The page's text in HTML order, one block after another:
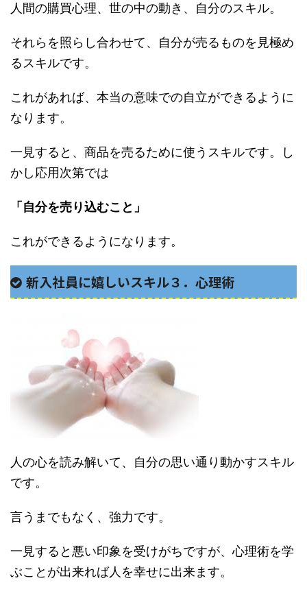
人間の購買心理、世の中の動き、自分のスキル。
それらを照らし合わせて、自分が売るものを見極め
るスキルです。
これがあれば、本当の意味での自立ができるように
なります。
一見すると、商品を売るために使うスキルです。し
かし応用次第では
「自分を売り込むこと」
これができるようになります。
新入社員に嬉しいスキル３．心理術
人の心を読み解いて、自分の思い通り動かすスキル
です。
言うまでもなく、強力です。
一見すると悪い印象を受けがちですが、心理術を学
ぶことが出来れば人を幸せに出来ます。